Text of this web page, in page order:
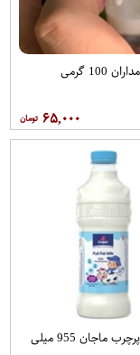
100 گرمی
۶۵,۰۰۰
شیر کودک پرچرب ماجان 955 میلی